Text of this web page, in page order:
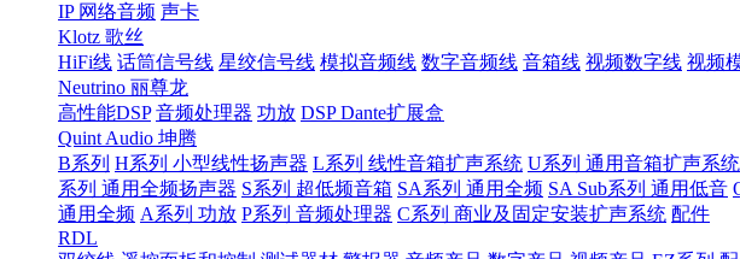
IP 网络音频 声卡
Klotz 歌丝
HiFi线 话筒信号线 星绞信号线 模拟音频线 数字音频线 音箱线 视频数字线 视频
Neutrino 丽尊龙
高性能DSP 音频处理器 功放 DSP Dante扩展盒
Quint Audio 坤腾
B系列 H系列 小型线性扬声器 L系列 线性音箱扩声系统 U系列 通用音箱扩声系统
系列 通用全频扬声器 S系列 超低频音箱 SA系列 通用全频 SA Sub系列 通用低音
通用全频 A系列 功放 P系列 音频处理器 C系列 商业及固定安装扩声系统 配件
RDL